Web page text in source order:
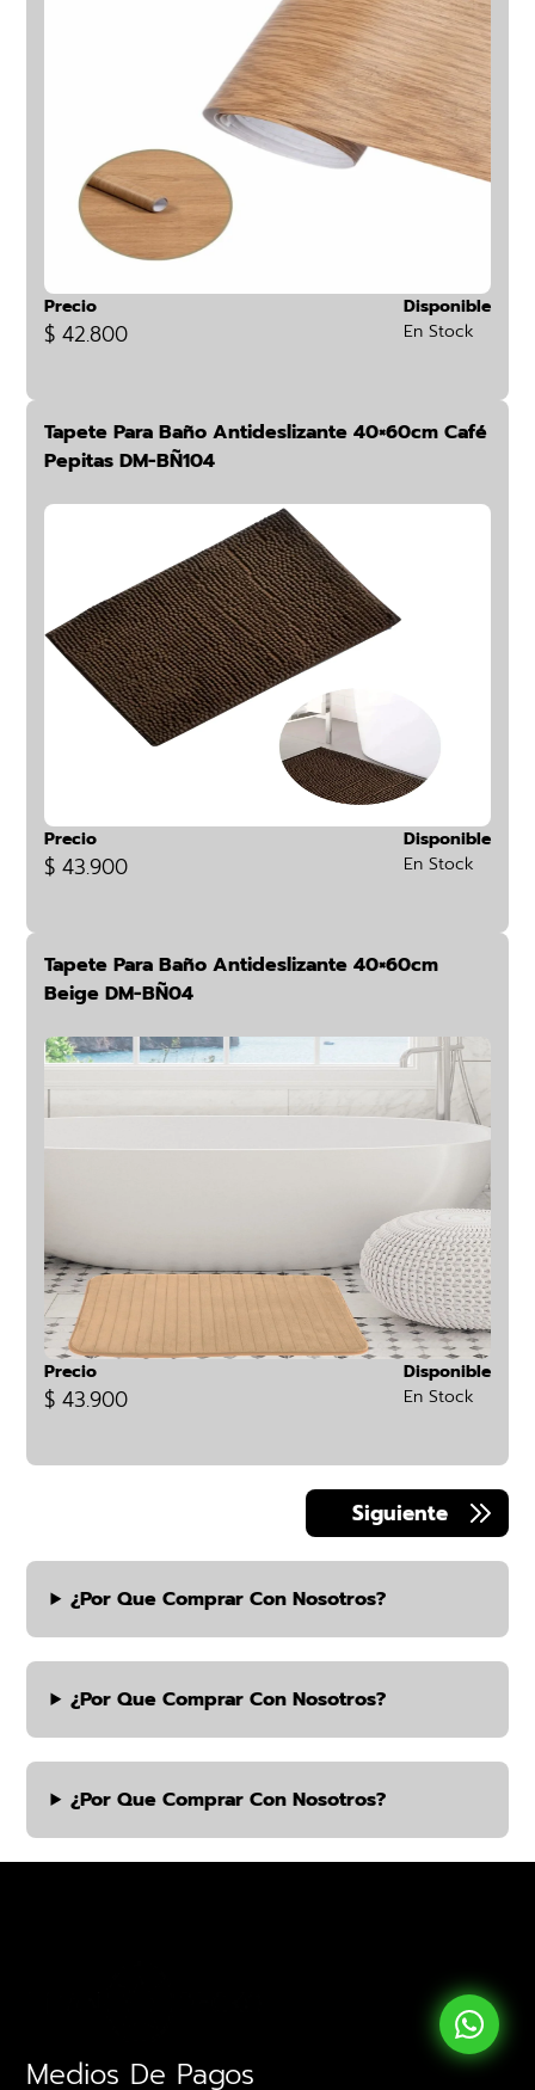
Precio
$ 42.800
Disponible
En Stock
Tapete Para Baño Antideslizante 40×60cm Café
Pepitas DM-BÑ104
Precio
$ 43.900
Disponible
En Stock
Tapete Para Baño Antideslizante 40×60cm
Beige DM-BÑ04
Precio
$ 43.900
Disponible
En Stock
¿por Que Comprar Con Nosotros?
¿por Que Comprar Con Nosotros?
¿por Que Comprar Con Nosotros?
Medios De Pagos